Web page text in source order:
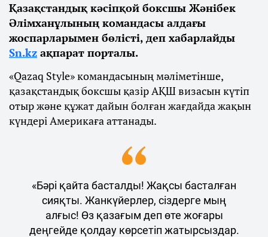
Қазақстандық кәсіпқой боксшы Жәнібек
Әлімханұлының командасы алдағы
жоспарларымен бөлісті, деп хабарлайды
Sn.kz ақпарат порталы.
«Qazaq Style» командасының мәліметінше,
қазақстандық боксшы қазір АҚШ визасын күтіп
отыр және құжат дайын болған жағдайда жақын
күндері Америкаға аттанады.
«Бәрі қайта басталды! Жақсы басталған
сияқты. Жанкүйерлер, сіздерге мың
алғыс! Өз қазағым деп өте жоғары
деңгейде қолдау көрсетіп жатырсыздар.